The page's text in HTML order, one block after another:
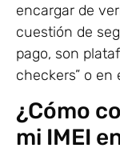
encargar de
cuestión de
pago, son
checkers” o en
¿Cómo
mi IMEI